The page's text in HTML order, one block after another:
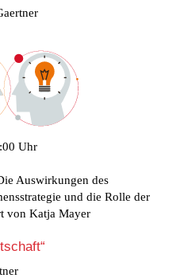
Uhr
Auswirkungen des
und die Rolle der
von Katja Mayer